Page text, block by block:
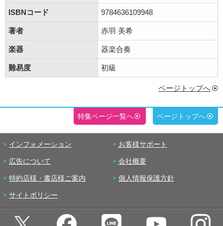
ISBNコード 9784636109948
著者 赤羽 美希
楽器 器楽合奏
難易度 初級
ページトップへ
特集ページ一覧へ ページトップへ
インフォメーション お客様サポート
広告について 会社概要
特約店様・書店様ご案内 個人情報保護方針
サイトポリシー